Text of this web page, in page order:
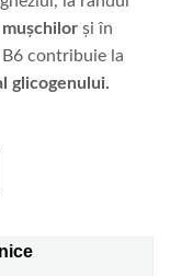
și în
contribuie la
glicogenului.
B6